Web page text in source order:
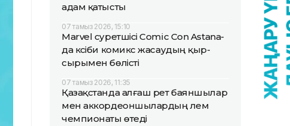
адам қатысты
07 тамыз 2026, 15:10
Marvel суретшісі Comic Con Astana-
да кәсіби комикс жасаудың қыр-
сырымен бөлісті
07 тамыз 2026, 11:35
Қазақстанда алғаш рет баяншылар
мен аккордеоншылардың әлем
чемпионаты өтеді